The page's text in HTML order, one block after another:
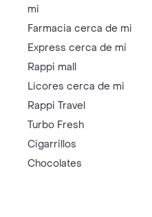
mi
Farmacia cerca de mi
Express cerca de mi
Rappi mall
Licores cerca de mi
Rappi Travel
Turbo Fresh
Cigarrillos
Chocolates